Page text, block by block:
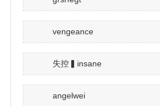
vengeance
失控▍insane
angelwei